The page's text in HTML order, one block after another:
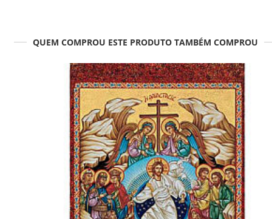
QUEM COMPROU ESTE PRODUTO TAMBÉM COMPROU